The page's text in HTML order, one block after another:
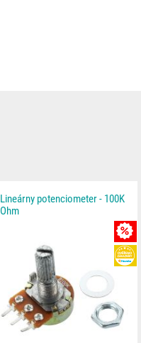
Lineárny potenciometer - 100K
Ohm